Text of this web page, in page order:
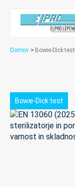
Domov > Bowie-Dick test
Bowie-Dick test